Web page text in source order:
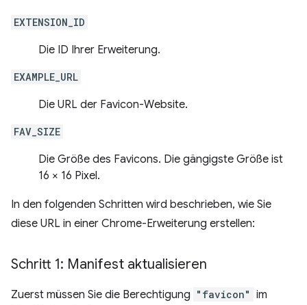
EXTENSION_ID
Die ID Ihrer Erweiterung.
EXAMPLE_URL
Die URL der Favicon-Website.
FAV_SIZE
Die Größe des Favicons. Die gängigste Größe ist
16 × 16 Pixel.
In den folgenden Schritten wird beschrieben, wie Sie
diese URL in einer Chrome-Erweiterung erstellen:
Schritt 1: Manifest aktualisieren
Zuerst müssen Sie die Berechtigung "favicon" im